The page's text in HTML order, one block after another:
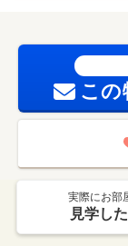
この
実際にお部
見学し